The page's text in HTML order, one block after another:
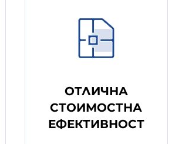
ОТЛИЧНА
СТОИМОСТНА
ЕФЕКТИВНОСТ